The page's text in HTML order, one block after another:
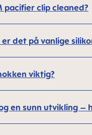
pacifier clip cleaned?
det på vanlige
viktig?
en sunn utvikling –